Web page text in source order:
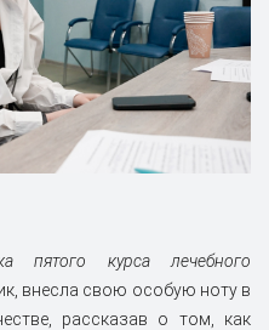
пятого курса лечебного
внесла свою особую ноту в
рассказав о том, как